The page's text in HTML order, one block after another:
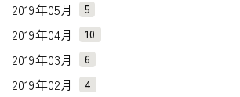
2019年05月 5
2019年04月 10
2019年03月 6
2019年02月 4